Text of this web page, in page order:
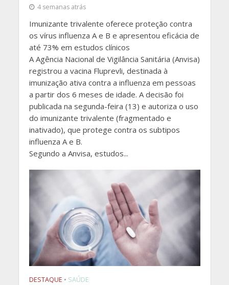
4 semanas atrás
Imunizante trivalente oferece proteção contra
os vírus influenza A e B e apresentou eficácia de
até 73% em estudos clínicos
A Agência Nacional de Vigilância Sanitária (Anvisa)
registrou a vacina Fluprevli, destinada à
imunização ativa contra a influenza em pessoas
a partir dos 6 meses de idade. A decisão foi
publicada na segunda-feira (13) e autoriza o uso
do imunizante trivalente (fragmentado e
inativado), que protege contra os subtipos
influenza A e B.
Segundo a Anvisa, estudos...
DESTAQUE • SAÚDE